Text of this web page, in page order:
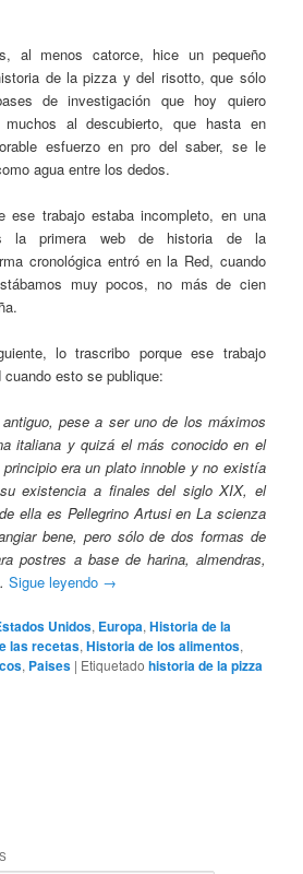
al menos catorce, hice un pequeño
de la pizza y del risotto, que sólo
de investigación que hoy quiero
muchos al descubierto, que hasta en
esfuerzo en pro del saber, se le
agua entre los dedos.
ese trabajo estaba incompleto, en una
la primera web de historia de la
cronológica entró en la Red, cuando
muy pocos, no más de cien
lo trascribo porque ese trabajo
esto se publique:
pese a ser uno de los máximos
italiana y quizá el más conocido en el
era un plato innoble y no existía
existencia a finales del siglo XIX, el
ella es Pellegrino Artusi enLa scienza
bene, pero sólo de dos formas de
postres a base de harina, almendras,
Sigue leyendo →
Unidos, Europa,Historia de la
las recetas,Historia de los alimentos,
, Paises | Etiquetado historia de la pizza